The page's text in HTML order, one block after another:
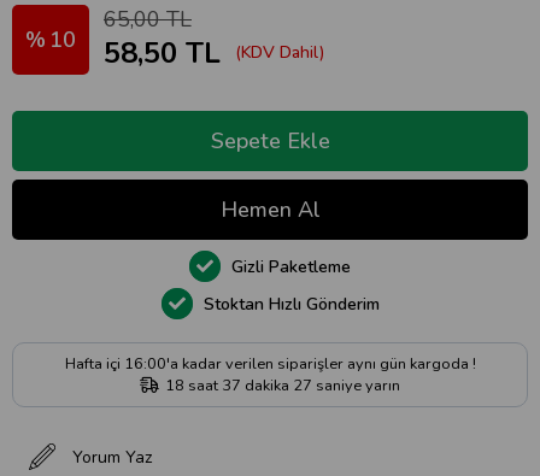
10
65,00 TL
58,50 TL (KDV Dahil)
Yorum Yaz
Hafta içi 16:00'a kadar verilen siparişler aynı gün kargoda !
18 saat 37 dakika 27 saniyeyarın
Stoktan Hızlı Gönderim
Gizli Paketleme